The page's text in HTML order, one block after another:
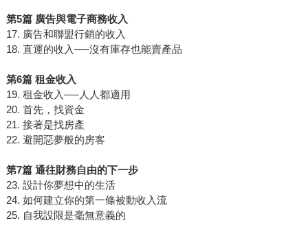
第5篇 廣告與電子商務收入
17. 廣告和聯盟行銷的收入
18. 直運的收入──沒有庫存也能賣產品
第6篇 租金收入
19. 租金收入──人人都適用
20. 首先，找資金
21. 接著是找房產
22. 避開惡夢般的房客
第7篇 通往財務自由的下一步
23. 設計你夢想中的生活
24. 如何建立你的第一條被動收入流
25. 自我設限是毫無意義的